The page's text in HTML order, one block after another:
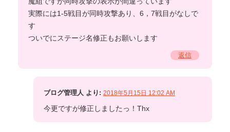
実際には1-5戦目が同時攻撃あり、6，7戦目がなしで
す
ついでにステージ名修正もお願いします
返信
ブログ管理人 より: 2018年5月15日 12:02 AM
今更ですが修正しましたっ！Thx